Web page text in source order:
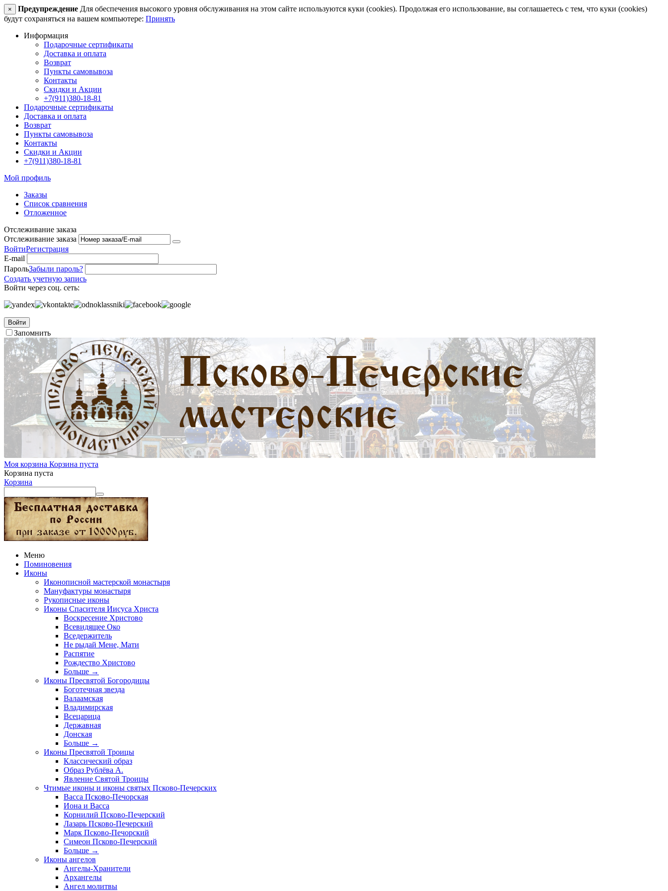
× Предупреждение Для обеспечения высокого уровня обслуживания на этом сайте используются куки (cookies). Продолжая его использование, вы соглашаетесь с тем, что куки (cookies)
будут сохраняться на вашем компьютере: Принять
Информация
Подарочные сертификаты
Доставка и оплата
Возврат
Пункты самовывоза
Контакты
Скидки и Акции
+7(911)380-18-81
Подарочные сертификаты
Доставка и оплата
Возврат
Пункты самовывоза
Контакты
Скидки и Акции
+7(911)380-18-81
Мой профиль
Заказы
Список сравнения
Отложенное
Отслеживание заказа
Отслеживание заказа
ВойтиРегистрация
E-mail
ПарольЗабыли пароль?
Создать учетную запись
Войти через соц. сеть:
Войти
Запомнить
Моя корзина Корзина пуста
Корзина пуста
Корзина
Меню
Поминовения
Иконы
Иконописной мастерской монастыря
Мануфактуры монастыря
Рукописные иконы
Иконы Спасителя Иисуса Христа
Воскресение Христово
Всевидящее Око
Вседержитель
Не рыдай Мене, Мати
Распятие
Рождество Христово
Больше →
Иконы Пресвятой Богородицы
Боготечная звезда
Валаамская
Владимирская
Всецарица
Державная
Донская
Больше →
Иконы Пресвятой Троицы
Классический образ
Образ Рублёва А.
Явление Святой Троицы
Чтимые иконы и иконы святых Псково-Печерских
Васса Псково-Печорская
Иона и Васса
Корнилий Псково-Печерский
Лазарь Псково-Печерский
Марк Псково-Печорский
Симеон Псково-Печерский
Больше →
Иконы ангелов
Ангелы-Хранители
Архангелы
Ангел молитвы